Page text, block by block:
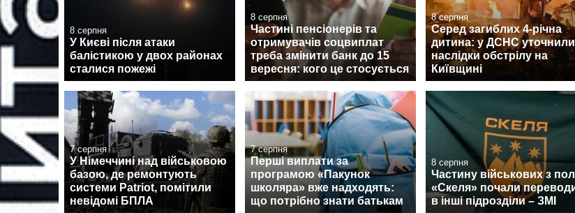
8 серпня
У Києві після атаки
балістикою у двох районах
сталися пожежі
8 серпня
Частині пенсіонерів та
отримувачів соцвиплат
треба змінити банк до 15
вересня: кого це стосується
8 серпня
Серед загиблих 4-річна
дитина: у ДСНС уточнили
наслідки обстрілу на
Київщині
7 серпня
У Німеччині над військовою
базою, де ремонтують
системи Patriot, помітили
невідомі БПЛА
7 серпня
Перші виплати за
програмою «Пакунок
школяра» вже надходять:
що потрібно знати батькам
8 серпня
Частину військових з
«Скеля» почали
в інші підрозділи – ЗМІ